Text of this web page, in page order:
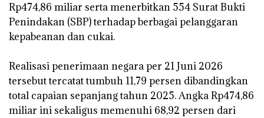
Rp474,86 miliar serta menerbitkan 554 Surat Bukti
Penindakan (SBP) terhadap berbagai pelanggaran
kepabeanan dan cukai.
‎Realisasi penerimaan negara per 21 Juni 2026
tersebut tercatat tumbuh 11,79 persen dibandingkan
total capaian sepanjang tahun 2025. Angka Rp474,86
miliar ini sekaligus memenuhi 68,92 persen dari